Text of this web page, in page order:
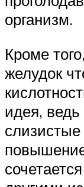
организм.
Кроме
желудок
идея, ведь